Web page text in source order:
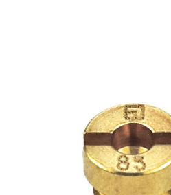
Kolben
Kühlsystem
Kupplung
Zündung